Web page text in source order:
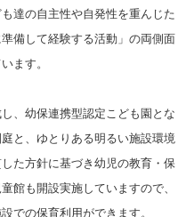
達の自主性や自発性を重んじた
備して経験する活動」の両側面
ます。
、幼保連携型認定こども園とな
と、ゆとりある明るい施設環境
た方針に基づき幼児の教育・保
館も開設実施していますので、
での保育利用ができます。